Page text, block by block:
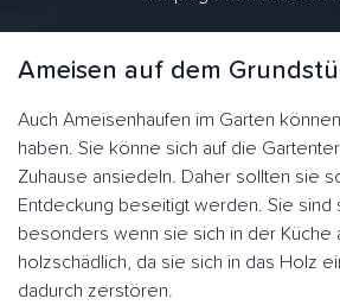
Ameisen auf dem
Auch Ameisenhaufen im Garten
haben. Sie könne sich auf die
Zuhause ansiedeln. Daher sollten sie
Entdeckung beseitigt werden. Sie sind
besonders wenn sie sich in der Küche
holzschädlich, da sie sich in das Holz
dadurch zerstören.